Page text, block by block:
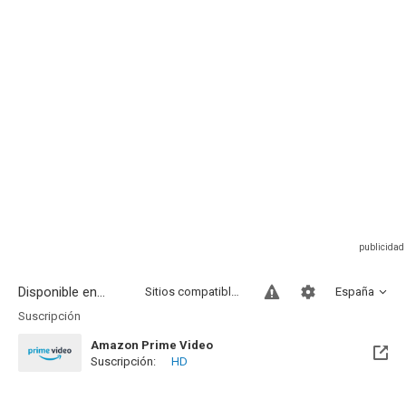
Disponible en... España
Sitios compatibles
Suscripción
Amazon Prime Video
Suscripción:
HD